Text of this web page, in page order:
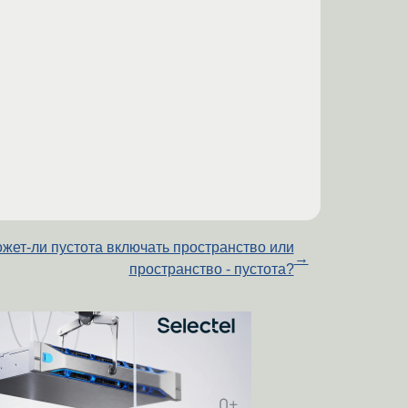
ли пустота включать пространство или
пространство - пустота?
→